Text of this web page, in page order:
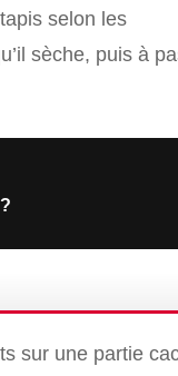
selon les
sèche, puis à
sur une partie